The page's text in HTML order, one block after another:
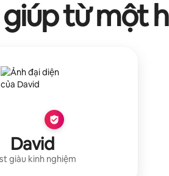
từ một
David
giàu kinh nghiệm